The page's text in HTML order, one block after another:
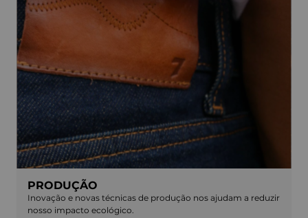
PRODUÇÃO
Inovação e novas técnicas de produção nos ajudam a reduzir
nosso impacto ecológico.